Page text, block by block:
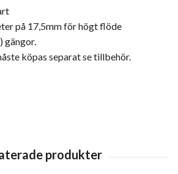
på 17,5mm för högt flöde
gängor.
köpas separat se tillbehör.